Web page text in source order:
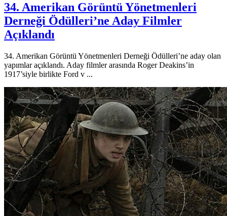
34. Amerikan Görüntü Yönetmenleri
Derneği Ödülleri’ne Aday Filmler
Açıklandı
34. Amerikan Görüntü Yönetmenleri Derneği Ödülleri’ne aday olan
yapımlar açıklandı. Aday filmler arasında Roger Deakins’in
1917’siyle birlikte Ford v ...